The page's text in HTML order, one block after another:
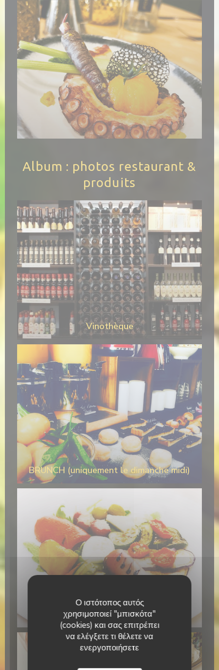
Ο ιστότοπος αυτός
χρησιμοποιεί "μπισκότα"
(cookies) και σας επιτρέπει
να ελέγξετε τι θέλετε να
ενεργοποιήσετε
Album : photos restaurant &
produits
Vinothèque
BRUNCH (uniquement le dimanche midi)
Primo Bacio